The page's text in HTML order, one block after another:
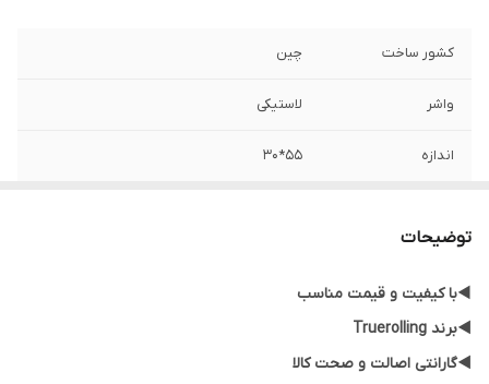
کشور ساخت چین
واشر لاستیکی
اندازه 55*30
توضیحات
◀️با کیفیت و قیمت مناسب
◀️برند Truerolling
◀️گارانتی اصالت و صحت کالا